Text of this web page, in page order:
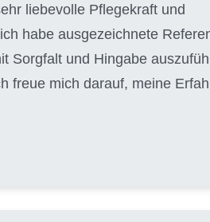
liebevolle Pflegekraft und
habe ausgezeichnete
Sorgfalt und Hingabe
freue mich darauf, meine